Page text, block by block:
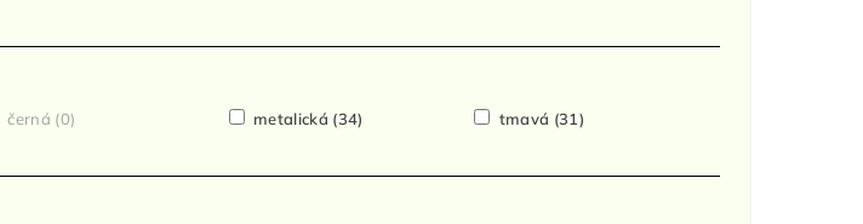
černá (0) metalická (34) tmavá (31)